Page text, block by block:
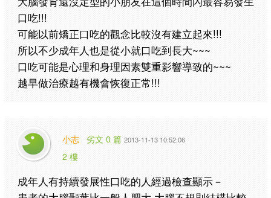
口吃!!!
可能以前矯正口吃的觀念比較沒有建立起來!!!
所以不少成年人也是從小就口吃到長大~~~
口吃可能是心理和身理因素雙重影響導致的~~~
越早做治療越有機會恢復正常!!!
小志 劣文 0 篇 2013-11-13 10:52:06
2 樓
成年人有持續發展性口吃的人經過檢查顯示－